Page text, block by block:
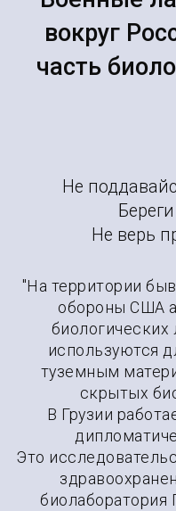
вокруг
часть
Не
Не верь
"На территории
обороны США
биологических
используются
туземным
скрытых
В Грузии
Это
биолаборатория